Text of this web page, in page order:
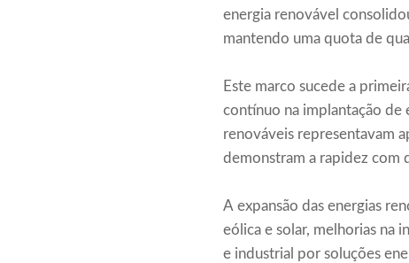
energia renovável
mantendo uma quota de
Este marco sucede a
contínuo na implantação de
renováveis ​​representavam
demonstram a rapidez com
A expansão das energias
eólica e solar, melhorias na
e industrial por soluções